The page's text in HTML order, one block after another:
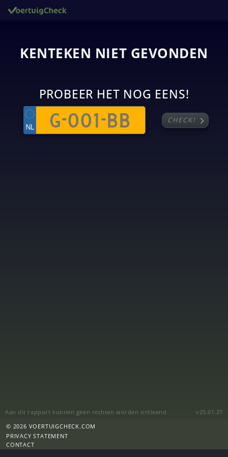
KENTEKEN NIET GEVONDEN
PROBEER HET NOG EENS!
CHECK! chevron_right
Aan dit rapport kunnen geen rechten worden ontleend
v25.01.27
© 2026 VOERTUIGCHECK.COM
PRIVACY STATEMENT
CONTACT